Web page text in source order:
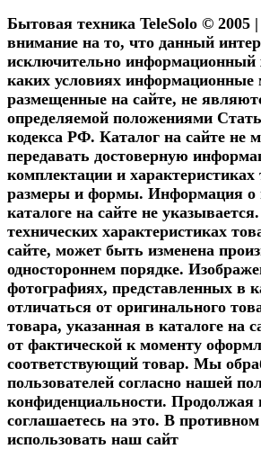
Бытовая техника TeleSolo ©
внимание на то, что данный
исключительно информационный
каких условиях
размещенные на сайте, не
определяемой положениями
кодекса РФ. Каталог на сайте не
передавать достоверную
комплектации и
размеры и формы. Информация о
каталоге на сайте не
технических характеристиках
сайте, может быть изменена
одностороннем порядке.
фотографиях, представленных в
отличаться от оригинального
товара, указанная в каталоге на
от фактической к моменту
соответствующий товар. Мы
пользователей согласно нашей
конфиденциальности. Продолжая
соглашаетесь на это. В
использовать наш сайт